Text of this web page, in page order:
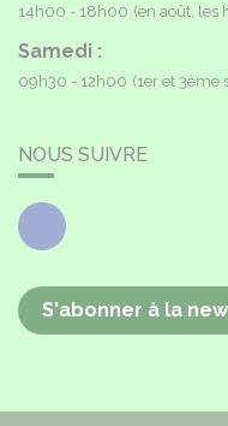
14h00 - 18h00 (en août, les
Samedi :
09h30 - 12h00 (1er et 3ème
NOUS SUIVRE
Facebook
S'abonner à la